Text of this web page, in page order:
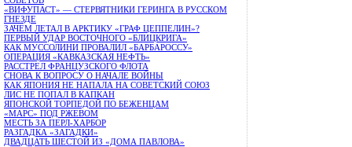
«ВИФУПАСТ» — СТЕРВЯТНИКИ ГЕРИНГА В РУССКОМ
ГНЕЗДЕ
ЗАЧЕМ ЛЕТАЛ В АРКТИКУ «ГРАФ ЦЕППЕЛИН»?
ПЕРВЫЙ УДАР ВОСТОЧНОГО «БЛИЦКРИГА»
КАК МУССОЛИНИ ПРОВАЛИЛ «БАРБАРОССУ»
ОПЕРАЦИЯ «КАВКАЗСКАЯ НЕФТЬ»
РАССТРЕЛ ФРАНЦУЗСКОГО ФЛОТА
СНОВА К ВОПРОСУ О НАЧАЛЕ ВОЙНЫ
КАК ЯПОНИЯ НЕ НАПАЛА НА СОВЕТСКИЙ СОЮЗ
ЛИС НЕ ПОПАЛ В КАПКАН
ЯПОНСКОЙ ТОРПЕДОЙ ПО БЕЖЕНЦАМ
«МАРС» ПОД РЖЕВОМ
МЕСТЬ ЗА ПЕРЛ-ХАРБОР
РАЗГАДКА «ЗАГАДКИ»
ДВАДЦАТЬ ШЕСТОЙ ИЗ «ДОМА ПАВЛОВА»